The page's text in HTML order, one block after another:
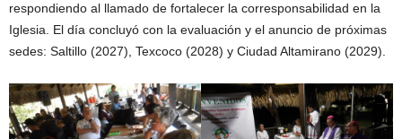
respondiendo al llamado de fortalecer la corresponsabilidad en la
Iglesia. El día concluyó con la evaluación y el anuncio de próximas
sedes: Saltillo (2027), Texcoco (2028) y Ciudad Altamirano (2029).